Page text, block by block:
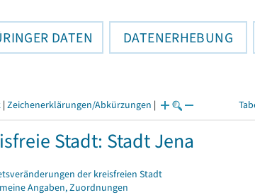
DATEN DATENERHEBUNG
| Zeichenerklärungen/Abkürzungen |
Stadt: Stadt Jena
der kreisfreien Stadt
Angaben, Zuordnungen